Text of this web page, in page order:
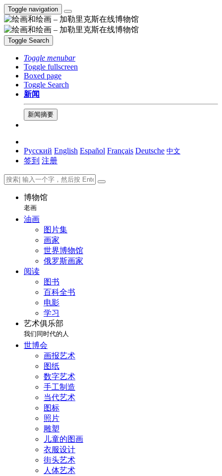
Toggle navigation
Toggle Search
Toggle menubar
Toggle fullscreen
Boxed page
Toggle Search
新闻
新闻摘要
Русский English Español Français Deutsche 中文
签到 注册
博物馆
老画
油画
图片集
画家
世界博物馆
俄罗斯画家
阅读
图书
百科全书
电影
学习
艺术俱乐部
我们同时代的人
世博会
画报艺术
图纸
数字艺术
手工制造
当代艺术
图标
照片
雕塑
儿童的图画
衣服设计
街头艺术
人体艺术